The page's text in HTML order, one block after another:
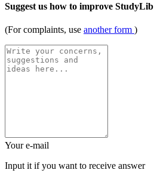
Suggest us how to improve StudyLib
(For complaints, use another form )
Your e-mail
Input it if you want to receive answer